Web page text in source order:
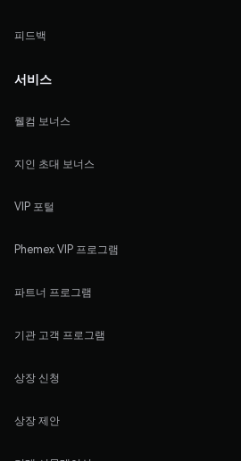
피드백
서비스
웰컴 보너스
지인 초대 보너스
VIP 포털
Phemex VIP 프로그램
파트너 프로그램
기관 고객 프로그램
상장 신청
상장 제안